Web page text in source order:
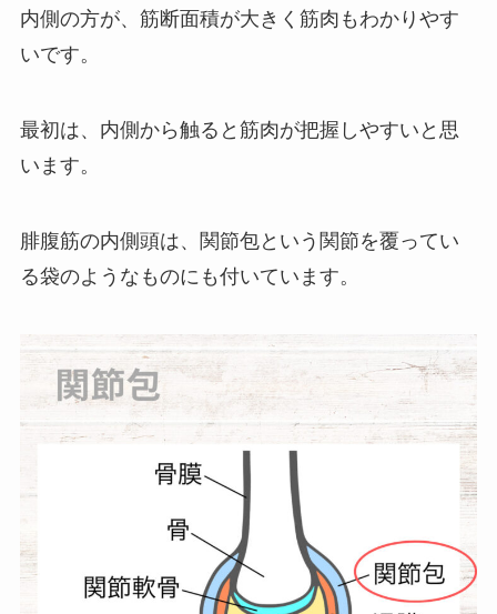
内側の方が、筋断面積が大きく筋肉もわかりやす
いです。
最初は、内側から触ると筋肉が把握しやすいと思
います。
腓腹筋の内側頭は、関節包という関節を覆ってい
る袋のようなものにも付いています。